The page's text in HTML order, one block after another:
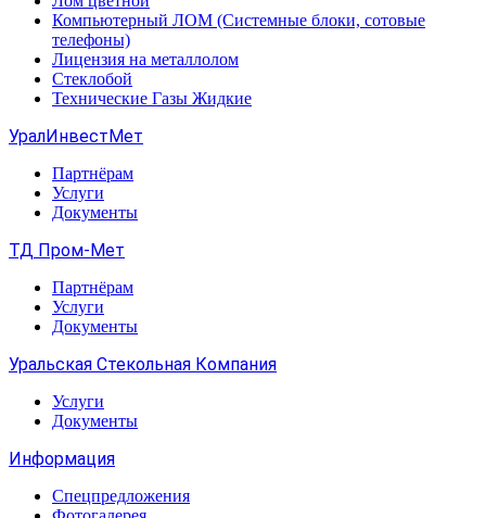
Компьютерный ЛОМ (Системные блоки, сотовые
телефоны)
Лицензия на металлолом
Стеклобой
Технические Газы Жидкие
УралИнвестМет
Партнёрам
Услуги
Документы
ТД Пром-Мет
Партнёрам
Услуги
Документы
Уральская Стекольная Компания
Услуги
Документы
Информация
Спецпредложения